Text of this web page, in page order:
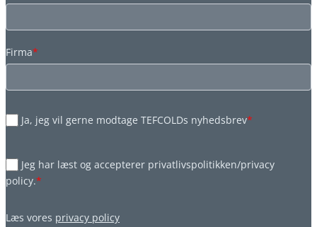
Firma*
Ja, jeg vil gerne modtage TEFCOLDs nyhedsbrev*
Jeg har læst og accepterer privatlivspolitikken/privacy
policy.*
Læs vores privacy policy